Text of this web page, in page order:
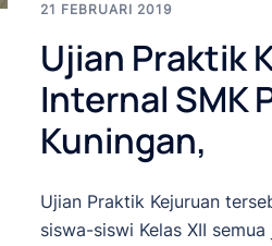
21 FEBRUARI 2019
Ujian Praktik
Internal SMK
Kuningan,
Ujian Praktik Kejuruan
siswa-siswi Kelas XII